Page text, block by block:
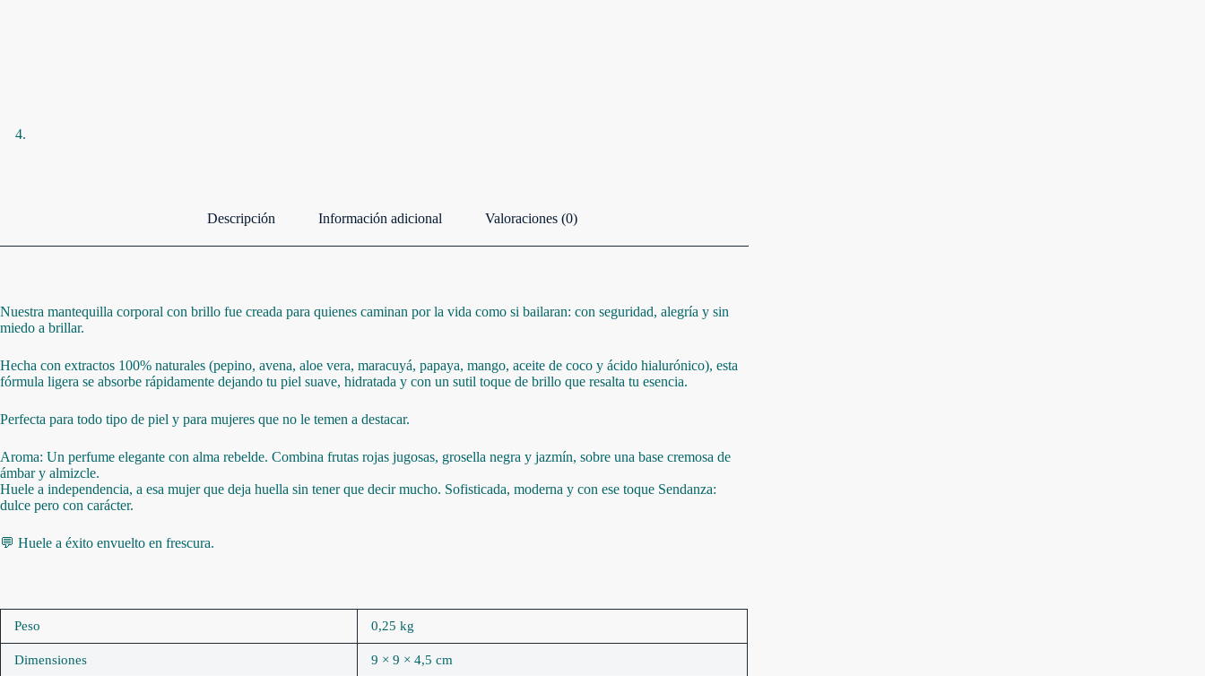
Descripción Información adicional Valoraciones (0)
Nuestra mantequilla corporal con brillo fue creada para quienes caminan por la vida como si bailaran: con seguridad, alegría y sin
miedo a brillar.
Hecha con extractos 100% naturales (pepino, avena, aloe vera, maracuyá, papaya, mango, aceite de coco y ácido hialurónico), esta
fórmula ligera se absorbe rápidamente dejando tu piel suave, hidratada y con un sutil toque de brillo que resalta tu esencia.
Perfecta para todo tipo de piel y para mujeres que no le temen a destacar.
Aroma: Un perfume elegante con alma rebelde. Combina frutas rojas jugosas, grosella negra y jazmín, sobre una base cremosa de
ámbar y almizcle.
Huele a independencia, a esa mujer que deja huella sin tener que decir mucho. Sofisticada, moderna y con ese toque Sendanza:
dulce pero con carácter.
💬 Huele a éxito envuelto en frescura.
Peso 0,25 kg
Dimensiones 9 × 9 × 4,5 cm